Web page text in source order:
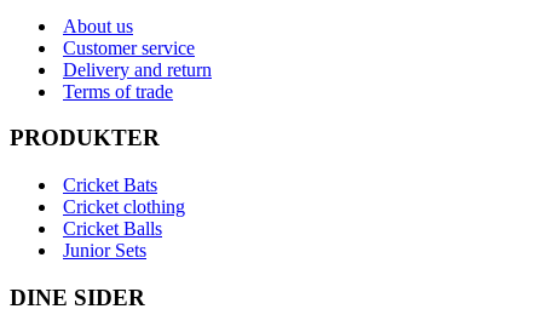
About us
Customer service
Delivery and return
Terms of trade
PRODUKTER
Cricket Bats
Cricket clothing
Cricket Balls
Junior Sets
DINE SIDER